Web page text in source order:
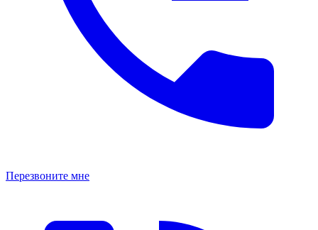
Перезвоните мне